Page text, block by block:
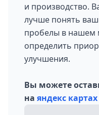
и производство.
лучше понять
пробелы в нашем
определить
улучшения.
Вы можете
на яндекс картах